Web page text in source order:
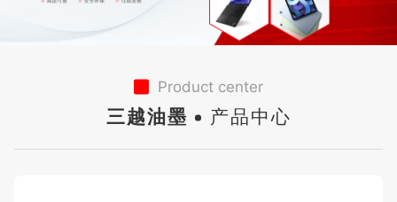
Product center
三越油墨 产品中心